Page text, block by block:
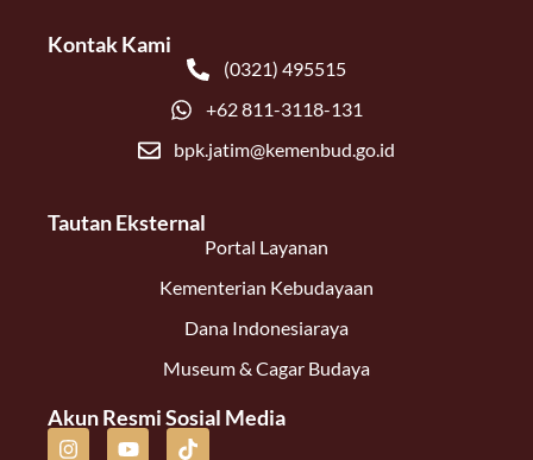
Kontak Kami
(0321) 495515
+62 811-3118-131
bpk.jatim@kemenbud.go.id
Tautan Eksternal
Portal Layanan
Kementerian Kebudayaan
Dana Indonesiaraya
Museum & Cagar Budaya
Akun Resmi Sosial Media